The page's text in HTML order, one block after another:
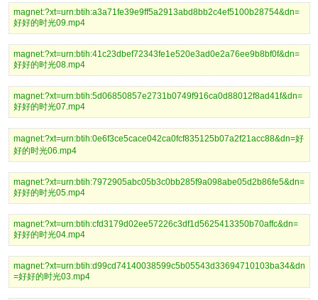
magnet:?xt=urn:btih:a3a71fe39e9ff5a2913abd8bb2c4ef5100b28754&dn=
好好的时光09.mp4
magnet:?xt=urn:btih:41c23dbef72343fe1e520e3ad0e2a76ee9b8bf0f&dn=
好好的时光08.mp4
magnet:?xt=urn:btih:5d06850857e2731b0749f916ca0d88012f8ad41f&dn=
好好的时光07.mp4
magnet:?xt=urn:btih:0e6f3ce5cace042ca0fcf835125b07a2f21acc88&dn=好
好的时光06.mp4
magnet:?xt=urn:btih:7972905abc05b3c0bb285f9a098abe05d2b86fe5&dn=
好好的时光05.mp4
magnet:?xt=urn:btih:cfd3179d02ee57226c3df1d5625413350b70affc&dn=
好好的时光04.mp4
magnet:?xt=urn:btih:d99cd74140038599c5b05543d33694710103ba34&dn
=好好的时光03.mp4